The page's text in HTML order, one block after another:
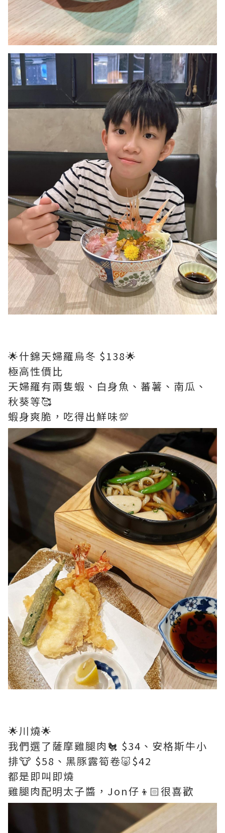
🌟什錦天婦羅烏冬 $138🌟
極高性價比
天婦羅有兩隻蝦、白身魚、蕃薯、南瓜、
秋葵等🥰
蝦身爽脆，吃得出鮮味💯
🌟川燒🌟
我們選了薩摩雞腿肉🐔 $34、安格斯牛小
排🐮 $58、黑豚露筍卷🐷$42
都是即叫即燒
雞腿肉配明太子醬，Jon仔👦🏻很喜歡